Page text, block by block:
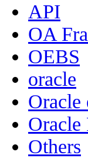
API
OA
OEBS
oracle
Oracle
Oracle
Others